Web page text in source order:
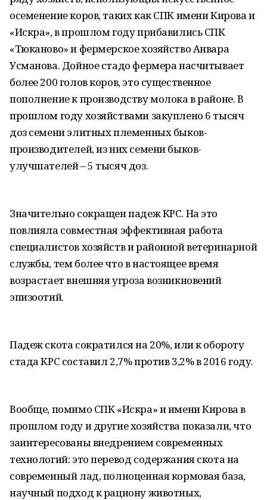
осеменение коров, таких как СПК имени Кирова и
«Искра», в прошлом году прибавились СПК
«Тюканово» и фермерское хозяйство Анвара
Усманова. Дойное стадо фермера насчитывает
более 200 голов коров, это существенное
пополнение к производству молока в районе. В
прошлом году хозяйствами закуплено 6 тысяч
доз семени элитных племенных быков-
производителей, из них семени быков-
улучшателей – 5 тысяч доз.
Значительно сокращен падеж КРС. На это
повлияла совместная эффективная работа
специалистов хозяйств и районной ветеринарной
службы, тем более что в настоящее время
возрастает внешняя угроза возникновений
эпизоотий.
Падеж скота сократился на 20%, или к обороту
стада КРС составил 2,7% против 3,2% в 2016 году.
Вообще, помимо СПК «Искра» и имени Кирова в
прошлом году и другие хозяйства показали, что
заинтересованы внедрением современных
технологий: это перевод содержания скота на
современный лад, полноценная кормовая база,
научный подход к рациону животных,